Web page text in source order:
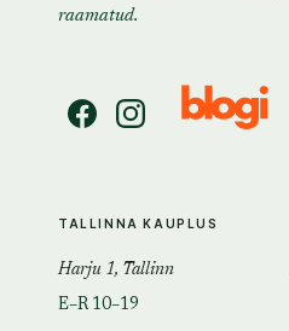
raamatud.
TALLINNA KAUPLUS
Harju 1, Tallinn
E–R 10–19